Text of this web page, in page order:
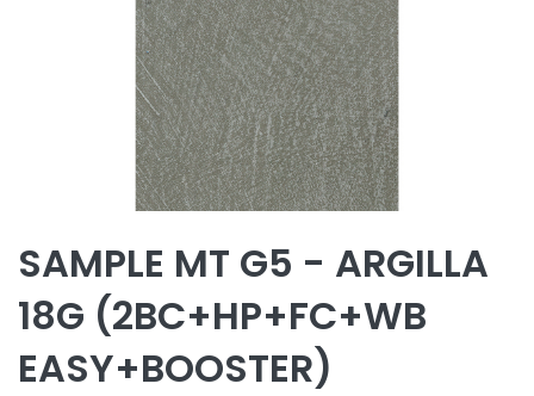
SAMPLE MT G5 - ARGILLA
18G (2BC+HP+FC+WB
EASY+BOOSTER)